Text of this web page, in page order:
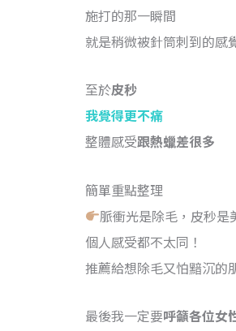
施打的那一瞬間
就是稍微被針筒刺到的感
至於皮秒
我覺得更不痛
整體感受跟熱蠟差很多
簡單重點整理
脈衝光是除毛，皮秒是
個人感受都不太同！
推薦給想除毛又怕黯沉的
最後我一定要呼籲各位女